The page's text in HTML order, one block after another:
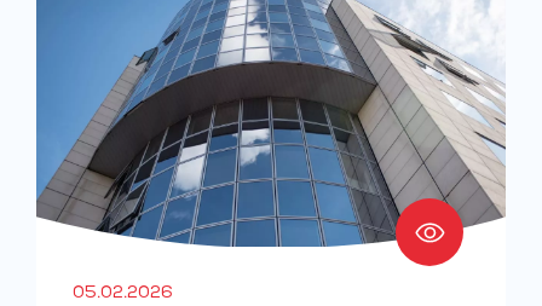
05.02.2026